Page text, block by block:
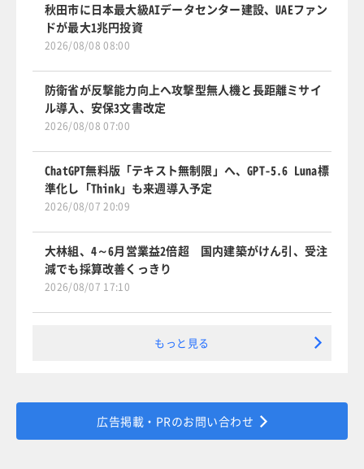
秋田市に日本最大級AIデータセンター建設、UAEファン
ドが最大1兆円投資
2026/08/08 08:00
防衛省が反撃能力向上へ攻撃型無人機と長距離ミサイ
ル導入、安保3文書改定
2026/08/08 07:00
ChatGPT無料版「テキスト無制限」へ、GPT-5.6 Luna標
準化し「Think」も来週導入予定
2026/08/07 20:09
大林組、4～6月営業益2倍超 国内建築がけん引、受注
減でも採算改善くっきり
2026/08/07 17:10
もっと見る
広告掲載・PRのお問い合わせ